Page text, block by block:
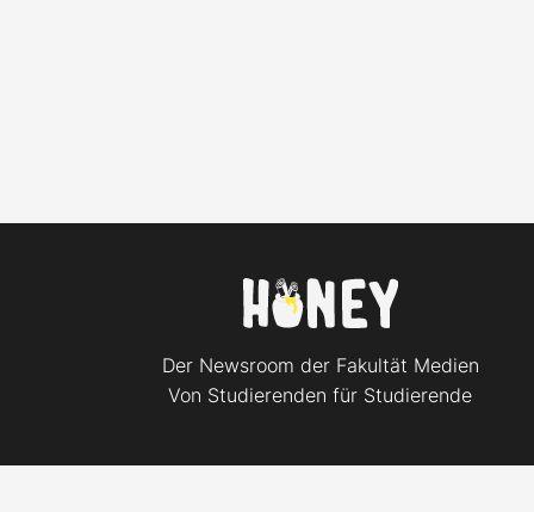
Der Newsroom der Fakultät Medien
Von Studierenden für Studierende